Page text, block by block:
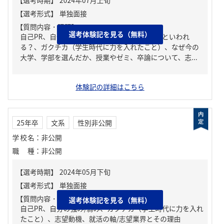
【質問内容・課題】
自己PR、自分の強み/弱み、周りからどんな人といわれ
る？、ガクチカ（学生時代に力を入れたこと）、なぜ今の
大学、学部を選んだか、授業やゼミ、卒論について、志...
選考体験記を見る（無料）
体験記の詳細はこちら
25年卒 文系
性別非公開
学校名 ： 非公開
職種 ： 非公開
【質問内容・課題】
自己PR、自分の強み/弱み、ガクチカ（学生時代に力を入れ
たこと）、志望動機、就活の軸/志望業界とその理由
選考体験記を見る（無料）